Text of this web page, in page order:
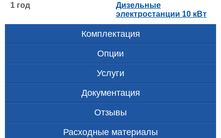
1 год
Дизельные
электростанции 10 кВт
Комплектация
Опции
Услуги
Документация
Отзывы
Расходные материалы